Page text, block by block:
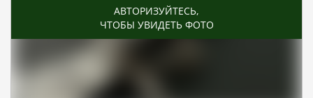
АВТОРИЗУЙТЕСЬ,
ЧТОБЫ УВИДЕТЬ ФОТО